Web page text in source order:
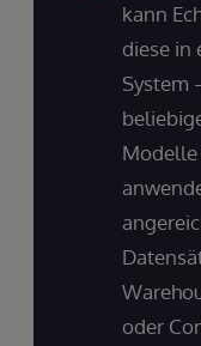
kann
diese in
System
Modelle
oder